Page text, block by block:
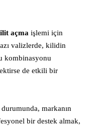
açma işlemi için
valizlerde, kilidin
kombinasyonu
de etkili bir
durumunda, markanın
bir destek almak,